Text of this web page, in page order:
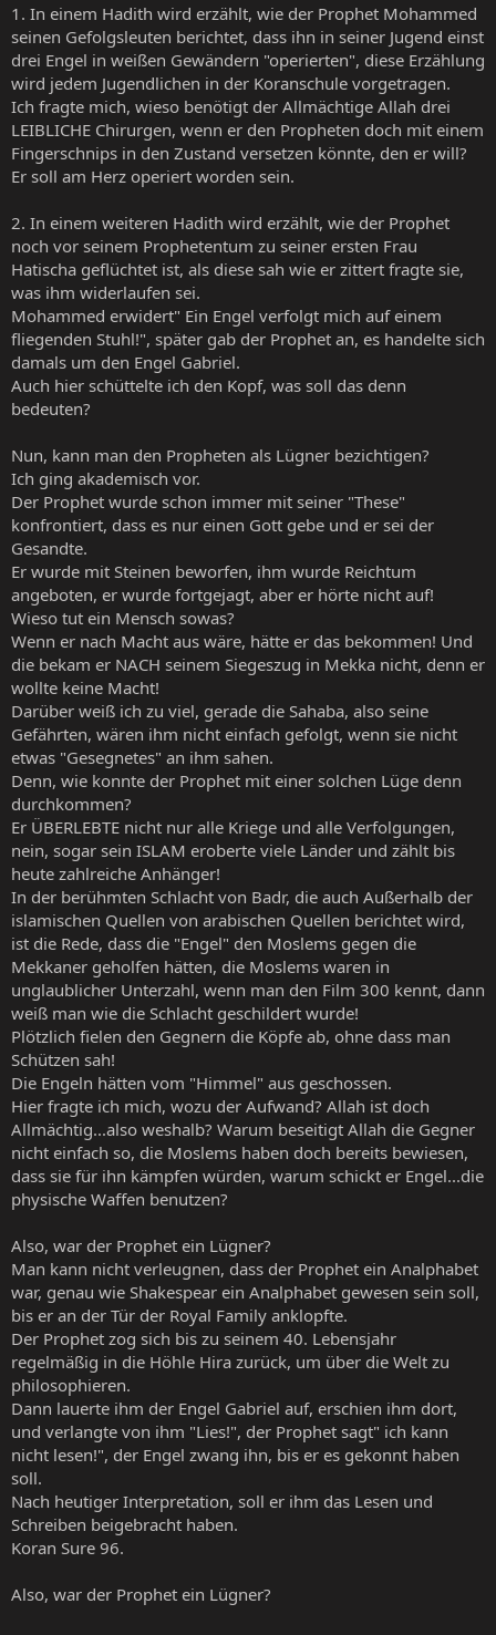
1. In einem Hadith wird erzählt, wie der Prophet Mohammed
seinen Gefolgsleuten berichtet, dass ihn in seiner Jugend einst
drei Engel in weißen Gewändern "operierten", diese Erzählung
wird jedem Jugendlichen in der Koranschule vorgetragen.
Ich fragte mich, wieso benötigt der Allmächtige Allah drei
LEIBLICHE Chirurgen, wenn er den Propheten doch mit einem
Fingerschnips in den Zustand versetzen könnte, den er will?
Er soll am Herz operiert worden sein.
2. In einem weiteren Hadith wird erzählt, wie der Prophet
noch vor seinem Prophetentum zu seiner ersten Frau
Hatischa geflüchtet ist, als diese sah wie er zittert fragte sie,
was ihm widerlaufen sei.
Mohammed erwidert" Ein Engel verfolgt mich auf einem
fliegenden Stuhl!", später gab der Prophet an, es handelte sich
damals um den Engel Gabriel.
Auch hier schüttelte ich den Kopf, was soll das denn
bedeuten?
Nun, kann man den Propheten als Lügner bezichtigen?
Ich ging akademisch vor.
Der Prophet wurde schon immer mit seiner "These"
konfrontiert, dass es nur einen Gott gebe und er sei der
Gesandte.
Er wurde mit Steinen beworfen, ihm wurde Reichtum
angeboten, er wurde fortgejagt, aber er hörte nicht auf!
Wieso tut ein Mensch sowas?
Wenn er nach Macht aus wäre, hätte er das bekommen! Und
die bekam er NACH seinem Siegeszug in Mekka nicht, denn er
wollte keine Macht!
Darüber weiß ich zu viel, gerade die Sahaba, also seine
Gefährten, wären ihm nicht einfach gefolgt, wenn sie nicht
etwas "Gesegnetes" an ihm sahen.
Denn, wie konnte der Prophet mit einer solchen Lüge denn
durchkommen?
Er ÜBERLEBTE nicht nur alle Kriege und alle Verfolgungen,
nein, sogar sein ISLAM eroberte viele Länder und zählt bis
heute zahlreiche Anhänger!
In der berühmten Schlacht von Badr, die auch Außerhalb der
islamischen Quellen von arabischen Quellen berichtet wird,
ist die Rede, dass die "Engel" den Moslems gegen die
Mekkaner geholfen hätten, die Moslems waren in
unglaublicher Unterzahl, wenn man den Film 300 kennt, dann
weiß man wie die Schlacht geschildert wurde!
Plötzlich fielen den Gegnern die Köpfe ab, ohne dass man
Schützen sah!
Die Engeln hätten vom "Himmel" aus geschossen.
Hier fragte ich mich, wozu der Aufwand? Allah ist doch
Allmächtig...also weshalb? Warum beseitigt Allah die Gegner
nicht einfach so, die Moslems haben doch bereits bewiesen,
dass sie für ihn kämpfen würden, warum schickt er Engel...die
physische Waffen benutzen?
Also, war der Prophet ein Lügner?
Man kann nicht verleugnen, dass der Prophet ein Analphabet
war, genau wie Shakespear ein Analphabet gewesen sein soll,
bis er an der Tür der Royal Family anklopfte.
Der Prophet zog sich bis zu seinem 40. Lebensjahr
regelmäßig in die Höhle Hira zurück, um über die Welt zu
philosophieren.
Dann lauerte ihm der Engel Gabriel auf, erschien ihm dort,
und verlangte von ihm "Lies!", der Prophet sagt" ich kann
nicht lesen!", der Engel zwang ihn, bis er es gekonnt haben
soll.
Nach heutiger Interpretation, soll er ihm das Lesen und
Schreiben beigebracht haben.
Koran Sure 96.
Also, war der Prophet ein Lügner?